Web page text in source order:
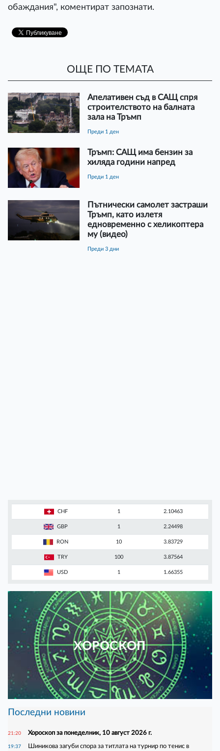
обаждания", коментират запознати.
ОЩЕ ПО ТЕМАТА
Апелативен съд в САЩ спря
строителството на балната
зала на Тръмп
преди 1 ден
Тръмп: САЩ има бензин за
хиляда години напред
преди 1 ден
Пътнически самолет застраши
Тръмп, като излетя
едновременно с хеликоптера
му (видео)
преди 3 дни
CHF 1 2.10463
GBP 1 2.24498
RON 10 3.83729
TRY 100 3.87564
USD 1 1.66355
ХОРОСКОП
Последни новини
21:20 Хороскоп за понеделник, 10 август 2026 г.
19:37 Шиникова загуби спора за титлата на турнир по тенис в